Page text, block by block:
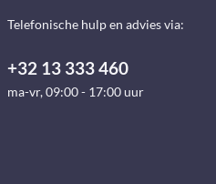
Telefonische hulp en advies via:
+32 13 333 460
ma-vr, 09:00 - 17:00 uur